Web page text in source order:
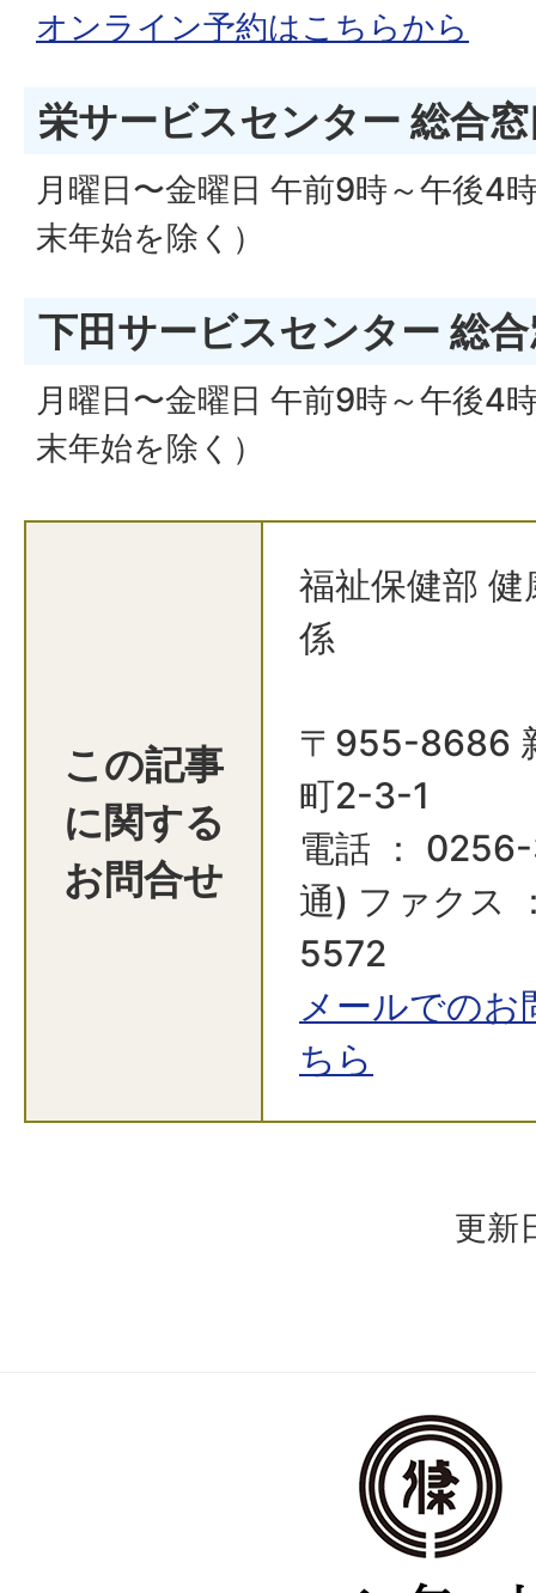
オンライン予約はこちらから
栄サービスセンター 総合
月曜日〜金曜日 午前9時～午後4
末年始を除く）
下田サービスセンター 総
月曜日〜金曜日 午前9時～午後4
末年始を除く）
この記事
に関する
お問合せ
福祉保健部
係
〒955-8686
町2-3-1
電話 ：
通) ファクス
5572
メールでの
ちら
更新